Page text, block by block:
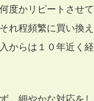
度かリピートさせ
れ程頻繁に買い換
からは１０年近く
、細やかな対応をし